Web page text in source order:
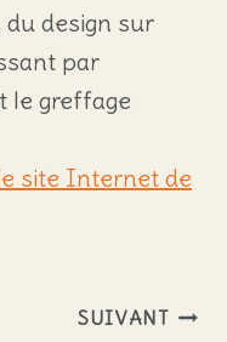
design sur
par
le greffage
site Internet de
SUIVANT